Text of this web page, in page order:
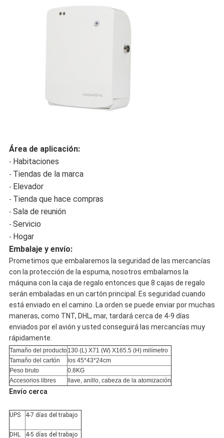
Área de aplicación:
- Habitaciones
- Tiendas de la marca
- Elevador
- Tienda que hace compras
- Sala de reunión
- Servicio
- Hogar
Embalaje y envío:
Prometimos que embalaremos la seguridad de las mercancías
con la protección de la espuma, nosotros embalamos la
máquina con la caja de regalo entonces que 8 cajas de regalo
serán embaladas en un cartón principal. Es seguridad cuando
está enviado en el camino. La orden se puede enviar por muchas
maneras, como TNT, DHL, mar, tardará cerca de 4-9 días
enviados por el avión y usted conseguirá las mercancías muy
rápidamente.
Tamaño del producto130 (L) X71 (W) X165.5 (H) milímetro
Tamaño del cartón
los 45*43*24cm
Peso bruto
0.8KG
Accesorios libres
llave, anillo, cabeza de la atomización
Envío cerca
UPS 4-7 días del trabajo
DHL 4-5 días del trabajo